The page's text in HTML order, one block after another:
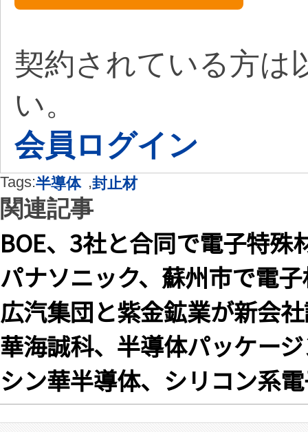
契約されている方は
い。
会員ログイン
Tags:半導体 ,封止材
関連記事
BOE、3社と合同で電子特殊
パナソニック、蘇州市で電
広汽集団と紫金鉱業が新会
華海誠科、半導体パッケー
シン華半導体、シリコン系